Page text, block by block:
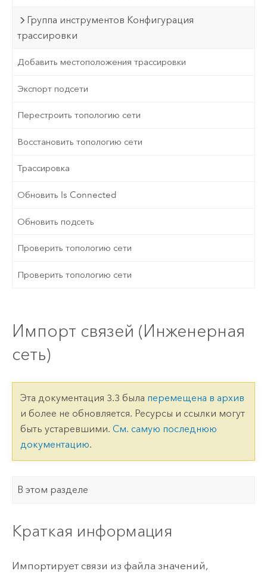
Группа инструментов Конфигурация
трассировки
Добавить местоположения трассировки
Экспорт подсети
Перестроить топологию сети
Восстановить топологию сети
Трассировка
Обновить Is Connected
Обновить подсеть
Проверить топологию сети
Проверить топологию сети
Импорт связей (Инженерная
сеть)
Эта документация 3.3 была перемещена в архив
и более не обновляется. Ресурсы и ссылки могут
быть устаревшими. См. самую последнюю
документацию.
В этом разделе
Краткая информация
Импортирует связи из файла значений,